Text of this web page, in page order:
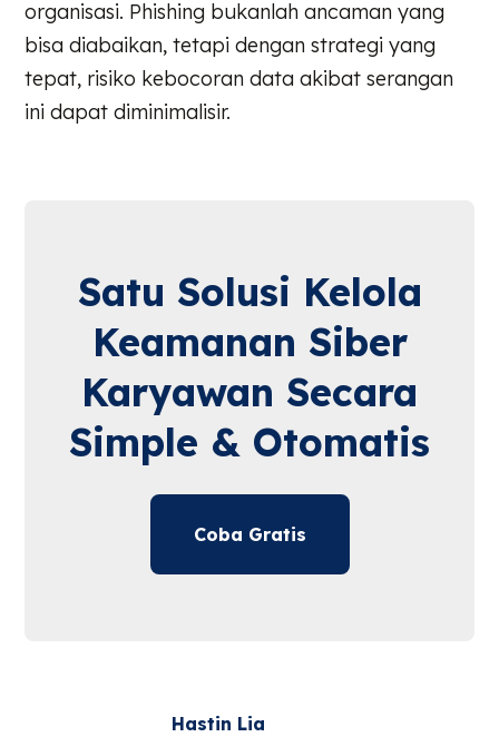
organisasi. Phishing bukanlah ancaman yang
bisa diabaikan, tetapi dengan strategi yang
tepat, risiko kebocoran data akibat serangan
ini dapat diminimalisir.
Satu Solusi Kelola
Keamanan Siber
Karyawan Secara
Simple & Otomatis
Coba Gratis
Hastin Lia